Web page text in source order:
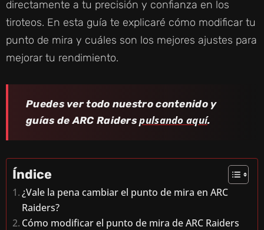
directamente a tu precisión y confianza en los
tiroteos. En esta guía te explicaré cómo modificar tu
punto de mira y cuáles son los mejores ajustes para
mejorar tu rendimiento.
Puedes ver todo nuestro contenido y
guías de ARC Raiderspulsando aquí.
Índice
¿Vale la pena cambiar el punto de mira en ARC
Raiders?
Cómo modificar el punto de mira de ARC Raiders